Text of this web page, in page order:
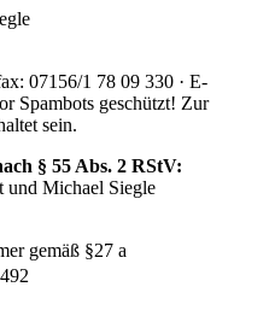
07156/1 78 09 330 · E-
Spambots geschützt! Zur
sein.
§ 55 Abs. 2 RStV:
und Michael Siegle
gemäß §27 a